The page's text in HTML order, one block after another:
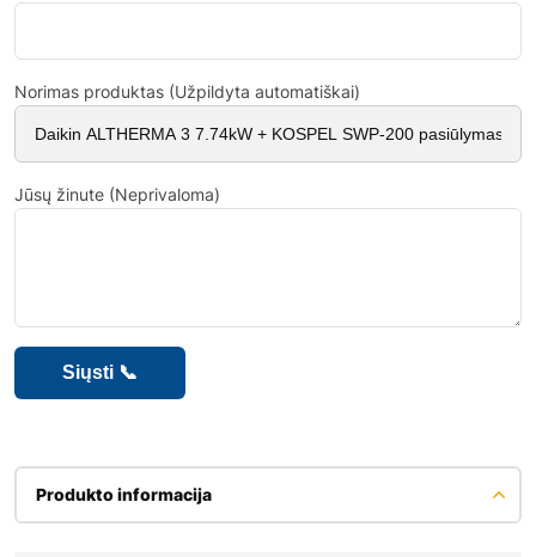
Norimas produktas (Užpildyta automatiškai)
Jūsų žinute (Neprivaloma)
Produkto informacija